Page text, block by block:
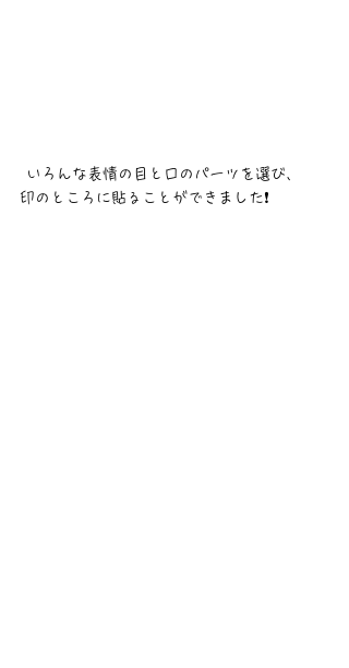
いろんな表情の目と口のパーツを選び、
印のところに貼ることができました❗